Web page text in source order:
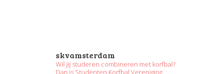
skvamsterdam
Wil jij studeren combineren met korfbal?
Dan is Studenten Korfbal Vereniging